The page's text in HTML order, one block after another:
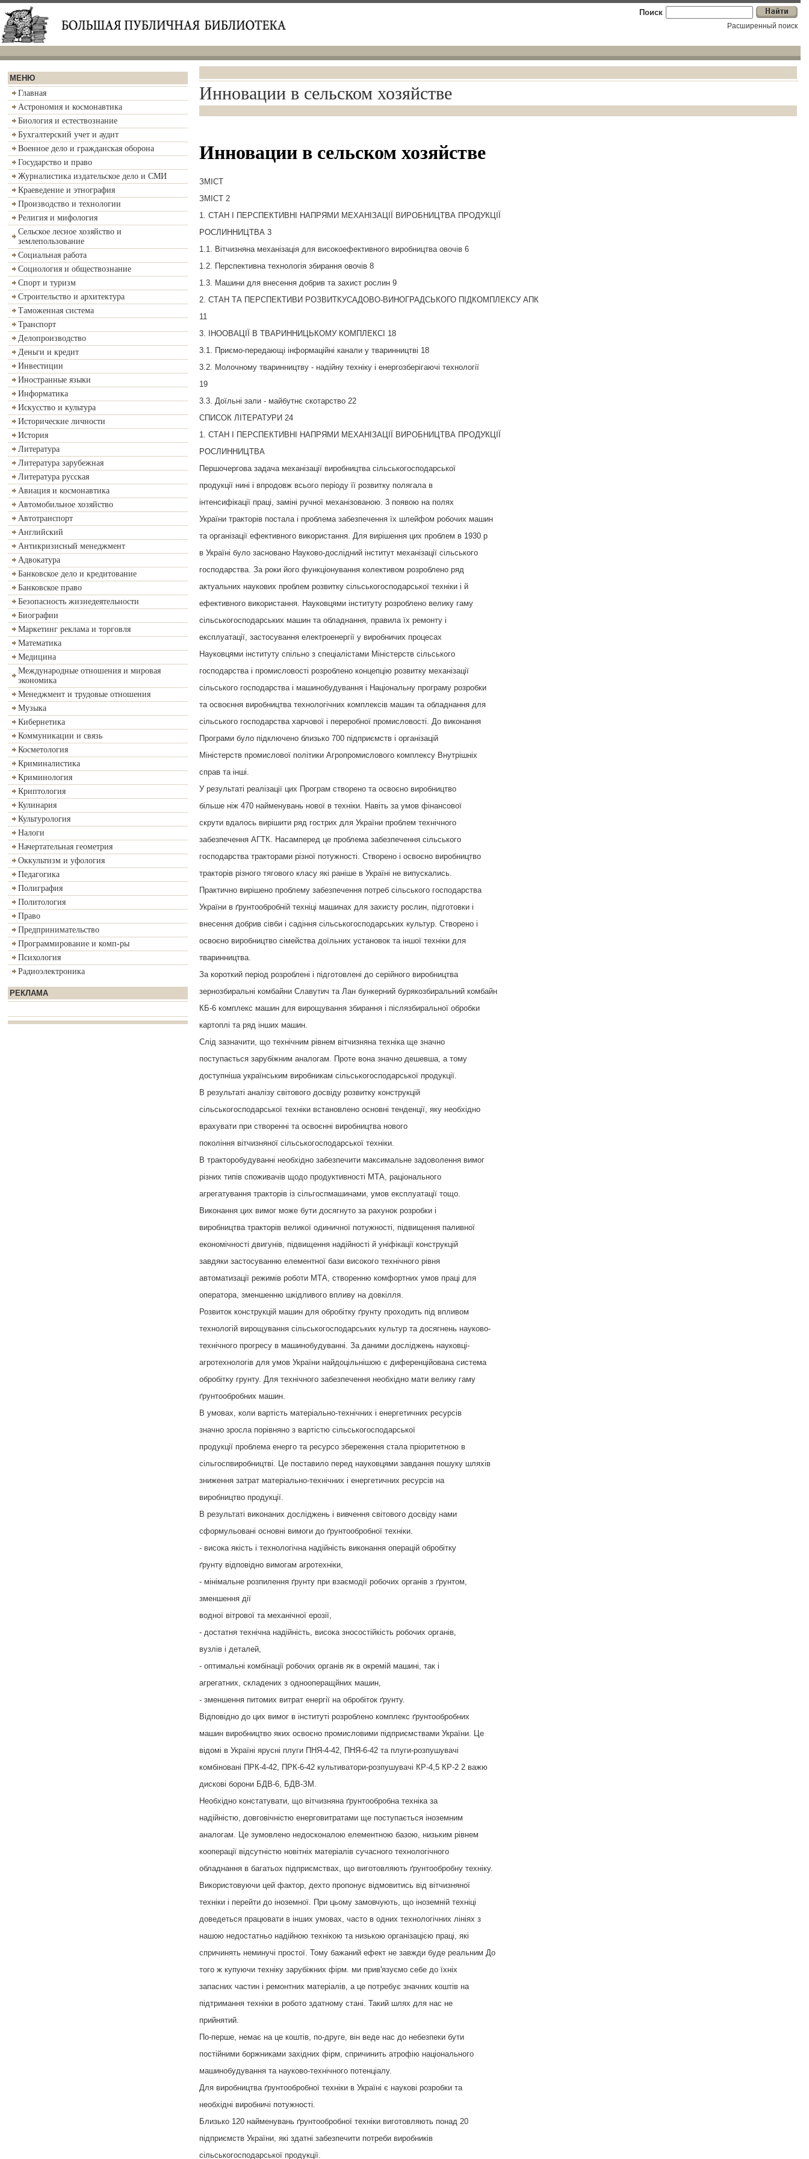
Поиск
Расширенный поиск
МЕНЮ
Главная
Астрономия и космонавтика
Биология и естествознание
Бухгалтерский учет и аудит
Военное дело и гражданская оборона
Государство и право
Журналистика издательское дело и СМИ
Краеведение и этнография
Производство и технологии
Религия и мифология
Сельское лесное хозяйство и
землепользование
Социальная работа
Социология и обществознание
Спорт и туризм
Строительство и архитектура
Таможенная система
Транспорт
Делопроизводство
Деньги и кредит
Инвестиции
Иностранные языки
Информатика
Искусство и культура
Исторические личности
История
Литература
Литература зарубежная
Литература русская
Авиация и космонавтика
Автомобильное хозяйство
Автотранспорт
Английский
Антикризисный менеджмент
Адвокатура
Банковское дело и кредитование
Банковское право
Безопасность жизнедеятельности
Биографии
Маркетинг реклама и торговля
Математика
Медицина
Международные отношения и мировая
экономика
Менеджмент и трудовые отношения
Музыка
Кибернетика
Коммуникации и связь
Косметология
Криминалистика
Криминология
Криптология
Кулинария
Культурология
Налоги
Начертательная геометрия
Оккультизм и уфология
Педагогика
Полиграфия
Политология
Право
Предпринимательство
Программирование и комп-ры
Психология
Радиоэлектроника
РЕКЛАМА
Инновации в сельском хозяйстве
Инновации в сельском хозяйстве
ЗМІСТ
ЗМІСТ 2
1. СТАН І ПЕРСПЕКТИВНІ НАПРЯМИ МЕХАНІЗАЦІЇ ВИРОБНИЦТВА ПРОДУКЦІЇ
РОСЛИННИЦТВА 3
1.1. Вітчизняна механізація для високоефективного виробництва овочів 6
1.2. Перспективна технологія збирання овочів 8
1.3. Машини для внесення добрив та захист рослин 9
2. СТАН ТА ПЕРСПЕКТИВИ РОЗВИТКУСАДОВО-ВИНОГРАДСЬКОГО ПІДКОМПЛЕКСУ АПК
11
3. ІНООВАЦІЇ В ТВАРИННИЦЬКОМУ КОМПЛЕКСІ 18
3.1. Приємо-передающі інформаційні канали у тваринництві 18
3.2. Молочному тваринництву - надійну техніку і енергозберігаючі технології
19
3.3. Доїльні зали - майбутнє скотарство 22
СПИСОК ЛІТЕРАТУРИ 24
1. СТАН І ПЕРСПЕКТИВНІ НАПРЯМИ МЕХАНІЗАЦІЇ ВИРОБНИЦТВА ПРОДУКЦІЇ
РОСЛИННИЦТВА
Першочергова задача механізації виробництва сільськогосподарської
продукції нині і впродовж всього періоду її розвитку полягала в
інтенсифікації праці, заміні ручної механізованою. 3 появою на полях
України тракторів постала і проблема забезпечення їх шлейфом робочих машин
та організації ефективного використання. Для вирішення цих проблем в 1930 р
в Україні було засновано Науково-дослідний інститут механізації сільського
господарства. За роки його функціонування колективом розроблено ряд
актуальних наукових проблем розвитку сільськогосподарської техніки і й
ефективного використання. Науковцями інституту розроблено велику гаму
сільськогосподарських машин та обладнання, правила їх ремонту і
експлуатації, застосування електроенергії у виробничих процесах
Науковцями інституту спільно з спеціалістами Міністерств сільського
господарства і промисловості розроблено концепцію розвитку механізації
сільського господарства і машинобудування і Національну програму розробки
та освоєння виробництва технологічних комплексів машин та обладнання для
сільського господарства харчової і переробної промисловості. До виконання
Програми було підключено близько 700 підприємств і організацій
Міністерств промислової політики Агропромислового комплексу Внутрішніх
справ та інші.
У результаті реалізації цих Програм створено та освоєно виробництво
більше ніж 470 найменувань нової в техніки. Навіть за умов фінансової
скрути вдалось вирішити ряд гострих для України проблем технічного
забезпечення АГТК. Насамперед це проблема забезпечення сільського
господарства тракторами різної потужності. Створено і освоєно виробництво
тракторів різного тягового класу які раніше в Україні не випускались.
Практично вирішено проблему забезпечення потреб сільського господарства
України в ґрунтообробній техніці машинах для захисту рослин, підготовки і
внесення добрив сівби і садіння сільськогосподарських культур. Створено і
освоєно виробництво сімейства доїльних установок та іншої техніки для
тваринництва.
За короткий період розроблені і підготовлені до серійного виробництва
зернозбиральні комбайни Славутич та Лан бункерний бурякозбиральний комбайн
КБ-6 комплекс машин для вирощування збирання і післязбиральної обробки
картоплі та ряд інших машин.
Слід зазначити, що технічним рівнем вітчизняна техніка ще значно
поступається зарубіжним аналогам. Проте вона значно дешевша, а тому
доступніша українським виробникам сільськогосподарської продукції.
В результаті аналізу світового досвіду розвитку конструкцій
сільськогосподарської техніки встановлено основні тенденції, яку необхідно
врахувати при створенні та освоєнні виробництва нового
покоління вітчизняної сільськогосподарської техніки.
В тракторобудуванні необхідно забезпечити максимальне задоволення вимог
різних типів споживачів щодо продуктивності МТА, раціонального
агрегатування тракторів із сільгоспмашинами, умов експлуатації тощо.
Виконання цих вимог може бути досягнуто за рахунок розробки і
виробництва тракторів великої одиничної потужності, підвищення паливної
економічності двигунів, підвищення надійності й уніфікації конструкцій
завдяки застосуванню елементної бази високого технічного рівня
автоматизації режимів роботи МТА, створенню комфортних умов праці для
оператора, зменшенню шкідливого впливу на довкілля.
Розвиток конструкцій машин для обробітку ґрунту проходить під впливом
технологій вирощування сільськогосподарських культур та досягнень науково-
технічного прогресу в машинобудуванні. За даними досліджень науковці-
агротехнологів для умов України найдоцільнішою є диференційована система
обробітку грунту. Для технічного забезпечення необхідно мати велику гаму
ґрунтообробних машин.
В умовах, коли вартість матеріально-технічних і енергетичних ресурсів
значно зросла порівняно з вартістю сільськогосподарської
продукції проблема енерго та ресурсо збереження стала пріоритетною в
сільгоспвиробництві. Це поставило перед науковцями завдання пошуку шляхів
зниження затрат матеріально-технічних і енергетичних ресурсів на
виробництво продукції.
В результаті виконаних досліджень і вивчення світового досвіду нами
сформульовані основні вимоги до ґрунтообробної техніки.
- висока якість і технологічна надійність виконання операцій обробітку
ґрунту відповідно вимогам агротехніки,
- мінімальне розпилення ґрунту при взаємодії робочих органів з ґрунтом,
зменшення дії
водної вітрової та механічної ерозії,
- достатня технічна надійність, висока зносостійкість робочих органів,
вузлів і деталей,
- оптимальні комбінації робочих органів як в окремій машині, так і
агрегатних, складених з однооперащйних машин,
- зменшення питомих витрат енергії на обробіток ґрунту.
Відповідно до цих вимог в інституті розроблено комплекс ґрунтообробних
машин виробництво яких освоєно промисловими підприємствами України. Це
відомі в Україні ярусні плуги ПНЯ-4-42, ПНЯ-6-42 та плуги-розпушувачі
комбіновані ПРК-4-42, ПРК-6-42 культиватори-розпушувачі КР-4,5 КР-2 2 важю
дискові борони БДВ-6, БДВ-ЗМ.
Необхідно констатувати, що вітчизняна ґрунтообробна техніка за
надійністю, довговічністю енерговитратами ще поступається іноземним
аналогам. Це зумовлено недосконалою елементною базою, низьким рівнем
кооперації відсутністю новітніх матеріалів сучасного технологічного
обладнання в багатьох підприємствах, що виготовляють ґрунтообробну техніку.
Використовуючи цей фактор, дехто пропонує відмовитись від вітчизняної
техніки і перейти до іноземної. При цьому замовчують, що іноземній техніці
доведеться працювати в інших умовах, часто в одних технологічних лініях з
нашою недостатньо надійною технікою та низькою організацією праці, які
спричинять неминучі простої. Тому бажаний ефект не завжди буде реальним До
того ж купуючи техніку зарубіжних фірм. ми прив'язуємо себе до їхніх
запасних частин і ремонтних матеріалів, а це потребує значних коштів на
підтримання техніки в робото здатному стані. Такий шлях для нас не
прийнятий.
По-перше, немає на це коштів, по-друге, він веде нас до небезпеки бути
постійними боржниками західних фірм, спричинить атрофію національного
машинобудування та науково-технічного потенціалу.
Для виробництва ґрунтообробної техніки в Україні є наукові розробки та
необхідні виробничі потужності.
Близько 120 найменувань ґрунтообробної техніки виготовляють понад 20
підприємств України, які здатні забезпечити потреби виробників
сільськогосподарської продукції.